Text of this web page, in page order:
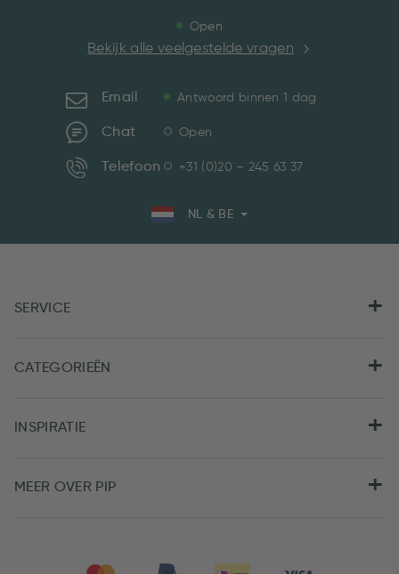
Open
Bekijk alle veelgestelde vragen
Email Antwoord binnen 1 dag
Chat Open
Telefoon +31 (0)20 – 245 63 37
NL & BE
SERVICE
CATEGORIEËN
INSPIRATIE
MEER OVER PIP